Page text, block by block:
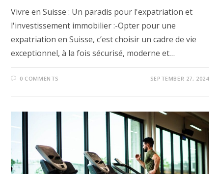
Vivre en Suisse : Un paradis pour l'expatriation et
l'investissement immobilier :-Opter pour une
expatriation en Suisse, c’est choisir un cadre de vie
exceptionnel, à la fois sécurisé, moderne et…
0 COMMENTS SEPTEMBER 27, 2024